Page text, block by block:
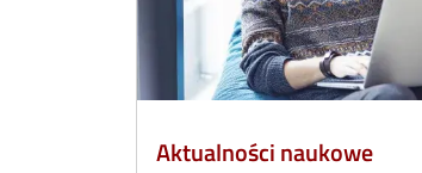
Aktualności naukowe